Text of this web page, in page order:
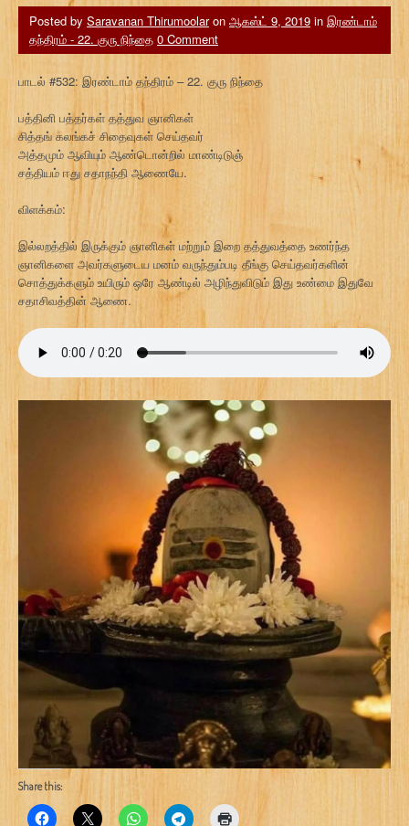
Posted by Saravanan Thirumoolaron ஆகஸ்ட் 9, 2019 in இரண்டாம்
தந்திரம் - 22. குரு நிந்தை 0 Comment
பாடல் #532: இரண்டாம் தந்திரம் – 22. குரு நிந்தை
பத்தினி பத்தர்கள் தத்துவ ஞானிகள்
சித்தங் கலங்கச் சிதைவுகள் செய்தவர்
அத்தமும் ஆவியும் ஆண்டொன்றில் மாண்டிடுஞ்
சத்தியம் ஈது சதாநந்தி ஆணையே.
விளக்கம்:
இல்லறத்தில் இருக்கும் ஞானிகள் மற்றும் இறை தத்துவத்தை உணர்ந்த
ஞானிகளை அவர்களுடைய மனம் வருந்தும்படி தீங்கு செய்தவர்களின்
சொத்துக்களும் உயிரும் ஒரே ஆண்டில் அழிந்துவிடும் இது உண்மை இதுவே
சதாசிவத்தின் ஆணை.
Share this: